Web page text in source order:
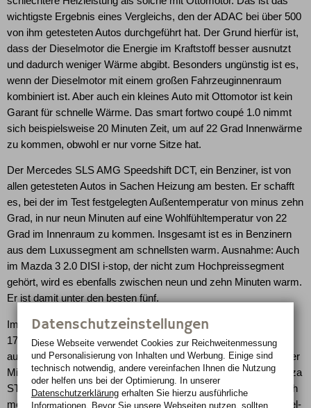
wichtigste Ergebnis eines Vergleichs, den der ADAC bei über 500
von ihm getesteten Autos durchgeführt hat. Der Grund hierfür ist,
dass der Dieselmotor die Energie im Kraftstoff besser ausnutzt
und dadurch weniger Wärme abgibt. Besonders ungünstig ist es,
wenn der Dieselmotor mit einem großen Fahrzeuginnenraum
kombiniert ist. Aber auch ein kleines Auto mit Ottomotor ist kein
Garant für schnelle Wärme. Das smart fortwo coupé 1.0 nimmt
sich beispielsweise 20 Minuten Zeit, um auf 22 Grad Innenwärme
zu kommen, obwohl er nur vorne Sitze hat.
Der Mercedes SLS AMG Speedshift DCT, ein Benziner, ist von
allen getesteten Autos in Sachen Heizung am besten. Er schafft
es, bei der im Test festgelegten Außentemperatur von minus zehn
Grad, in nur neun Minuten auf eine Wohlfühltemperatur von 22
Grad im Innenraum zu kommen. Insgesamt ist es in Benzinern
aus dem Luxussegment am schnellsten warm. Ausnahme: Auch
im Mazda 3 2.0 DISI i-stop, der nicht zum Hochpreissegment
gehört, wird es ebenfalls zwischen neun und zehn Minuten warm.
Er ist damit unter den besten fünf.
Im direkten Vergleich "Golf gegen Golf" schafft es der 1,6 TDI in
17 Minuten (vorne) bzw. 20 Minuten (hinten) um den Innenraum
auf 22 Grad zu erwärmen. Der Golf mit Ottomotor ist drei bis vier
Minuten schneller. Mit stolzen 25/39 Minuten nimmt sich der Ibiza
ST 1,6 TDI, eine Kombilimousine der Kleinwagenklasse, deutlich
mehr Zeit als der Golf. Ähnlich lange brauchen sonst eher Diesel-
Datenschutzeinstellungen
Diese Webseite verwendet Cookies zur Reichweiten­messung
und Personalisierung von Inhalten und Werbung. Einige sind
technisch notwendig, andere vereinfachen Ihnen die Nutzung
oder helfen uns bei der Optimierung. In unserer
Datenschutzerklärungerhalten Sie hierzu ausführliche
Informationen. Bevor Sie unsere Webseiten nutzen, sollten